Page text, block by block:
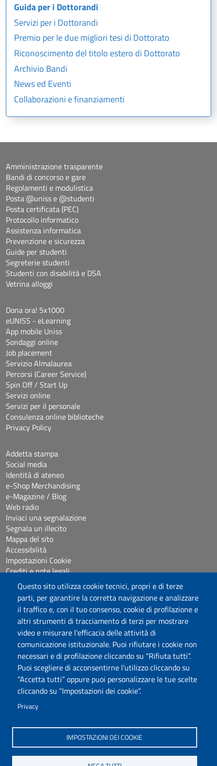
Questo sito utilizza cookie tecnici, propri e di terze
parti, per garantire la corretta navigazione e analizzare
il traffico e, con il tuo consenso, cookie di profilazione e
altri strumenti di tracciamento di terzi per mostrare
video e misurare l'efficacia delle attività di
comunicazione istituzionale. Puoi rifiutare i cookie non
necessari e di profilazione cliccando su “Rifiuta tutti”.
Puoi scegliere di acconsentirne l’utilizzo cliccando su
“Accetta tutti” oppure puoi personalizzare le tue scelte
cliccando su “Impostazioni dei cookie”.
Privacy
IMPOSTAZIONI DEI COOKIE
Guida per i Dottorandi
Servizi per i Dottorandi
Premio per le due migliori tesi di Dottorato
Riconoscimento del titolo estero di Dottorato
Archivio Bandi
News ed Eventi
Collaborazioni e finanziamenti
Università degli Studi di Sassari
Piazza Università 21, Sassari
Tel.: 800 882994 (Orientamento studenti)
RETTORE:rettore@uniss.it
PEC:protocollo@pec.uniss.it
URP:urp@uniss.it
P.I. 00196350904 –pagoPA®
Amministrazione trasparente
Bandi di concorso e gare
Regolamenti e modulistica
Posta @uniss e @studenti
Posta certificata (PEC)
Protocollo informatico
Assistenza informatica
Prevenzione e sicurezza
Guide per studenti
Segreterie studenti
Studenti con disabilità e DSA
Vetrina alloggi
Dona ora! 5x1000
eUNISS - eLearning
App mobile Uniss
Sondaggi online
Job placement
Servizio Almalaurea
Percorsi (Career Service)
Spin Off / Start Up
Servizi online
Servizi per il personale
Consulenza online biblioteche
Privacy Policy
Addetta stampa
Social media
Identità di ateneo
e-Shop Merchandising
e-Magazine / Blog
Web radio
Inviaci una segnalazione
Segnala un illecito
Mappa del sito
Accessibilità
Impostazioni Cookie
Crediti e note legali
Seguici su
Chatta con noi